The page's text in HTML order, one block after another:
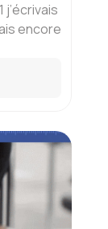
j’écrivais
encore